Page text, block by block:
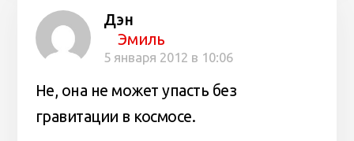
Дэн
Эмиль
5 января 2012 в 10:06
Не, она не может упасть без
гравитации в космосе.